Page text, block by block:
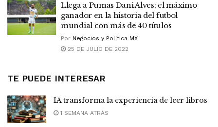
Llega a Pumas Dani Alves; el máximo
ganador en la historia del futbol
mundial con más de 40 títulos
Por Negocios y Política MX
25 DE JULIO DE 2022
TE PUEDE INTERESAR
IA transforma la experiencia de leer libros
1 SEMANA ATRÁS